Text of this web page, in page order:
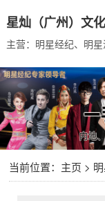
星灿（广州）文
主营：明星经纪、明
当前位置： 主页 >